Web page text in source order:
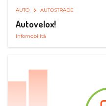
AUTO AUTOSTRADE
Autovelox!
Infomobilità